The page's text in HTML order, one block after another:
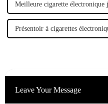
Meilleure cigarette électronique
Présentoir à cigarettes
Leave Your Message